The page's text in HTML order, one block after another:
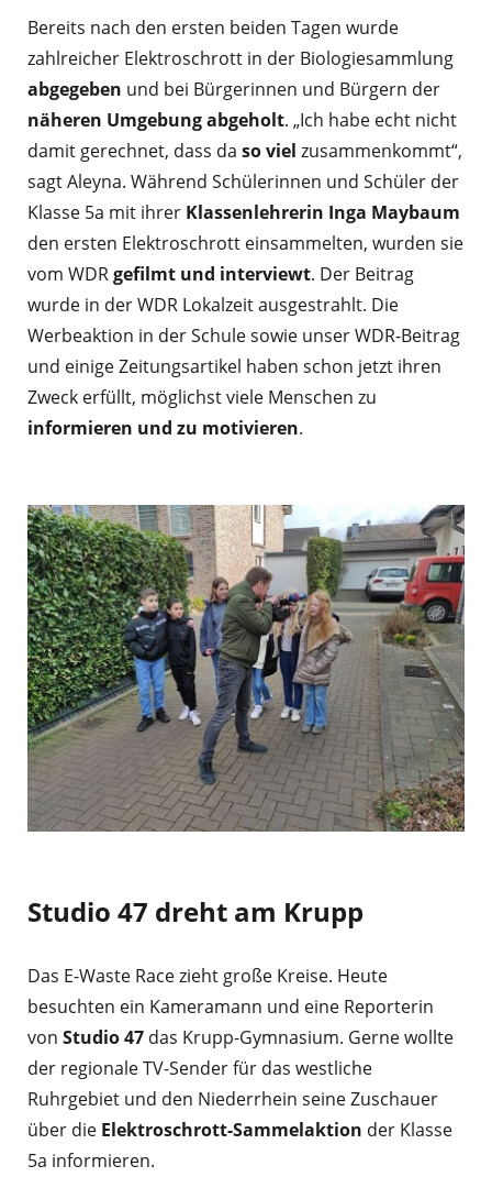
Bereits nach den ersten beiden Tagen wurde
zahlreicher Elektroschrott in der Biologiesammlung
abgegeben und bei Bürgerinnen und Bürgern der
näheren Umgebung abgeholt. „Ich habe echt nicht
damit gerechnet, dass da so viel zusammenkommt“,
sagt Aleyna. Während Schülerinnen und Schüler der
Klasse 5a mit ihrer Klassenlehrerin Inga Maybaum
den ersten Elektroschrott einsammelten, wurden sie
vom WDRgefilmt und interviewt. Der Beitrag
wurde in der WDR Lokalzeit ausgestrahlt. Die
Werbeaktion in der Schule sowie unser WDR-Beitrag
und einige Zeitungsartikel haben schon jetzt ihren
Zweck erfüllt, möglichst viele Menschen zu
informieren und zu motivieren.
Studio 47 dreht am Krupp
Das E-Waste Race zieht große Kreise. Heute
besuchten ein Kameramann und eine Reporterin
von Studio 47 das Krupp-Gymnasium. Gerne wollte
der regionale TV-Sender für das westliche
Ruhrgebiet und den Niederrhein seine Zuschauer
über die Elektroschrott-Sammelaktion der Klasse
5a informieren.